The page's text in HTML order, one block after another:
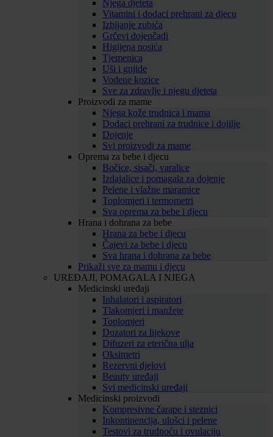
Njega djeteta
Vitamini i dodaci prehrani za djecu
Izbijanje zubića
Grčevi dojenčadi
Higijena nosića
Tjemenica
Uši i gnjide
Vodene kozice
Sve za zdravlje i njegu djeteta
Proizvodi za mame
Njega kože trudnica i mama
Dodaci prehrani za trudnice i dojilje
Dojenje
Svi proizvodi za mame
Oprema za bebe i djecu
Bočice, sisači, varalice
Izdajalice i pomagala za dojenje
Pelene i vlažne maramice
Toplomjeri i termometri
Sva oprema za bebe i djecu
Hrana i dohrana za bebe
Hrana za bebe i djecu
Čajevi za bebe i djecu
Sva hrana i dohrana za bebe
Prikaži sve za mamu i djecu
UREĐAJI, POMAGALA I NJEGA
Medicinski uređaji
Inhalatori i aspiratori
Tlakomjeri i manžete
Toplomjeri
Dozatori za lijekove
Difuzeri za eterična ulja
Oksimetri
Rezervni djelovi
Beauty uređaji
Svi medicinski uređaji
Medicinski proizvodi
Kompresivne čarape i steznici
Inkontinencija, ulošci i pelene
Testovi za trudnoću i ovulaciju